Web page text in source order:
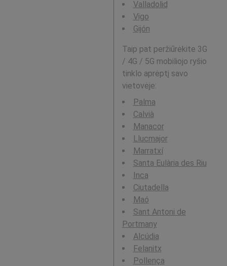
Valladolid
Vigo
Gijón
Taip pat peržiūrėkite 3G
/ 4G / 5G mobiliojo ryšio
tinklo aprėptį savo
vietovėje:
Palma
Calvià
Manacor
Llucmajor
Marratxí
Santa Eulària des Riu
Inca
Ciutadella
Maó
Sant Antoni de
Portmany
Alcúdia
Felanitx
Pollença